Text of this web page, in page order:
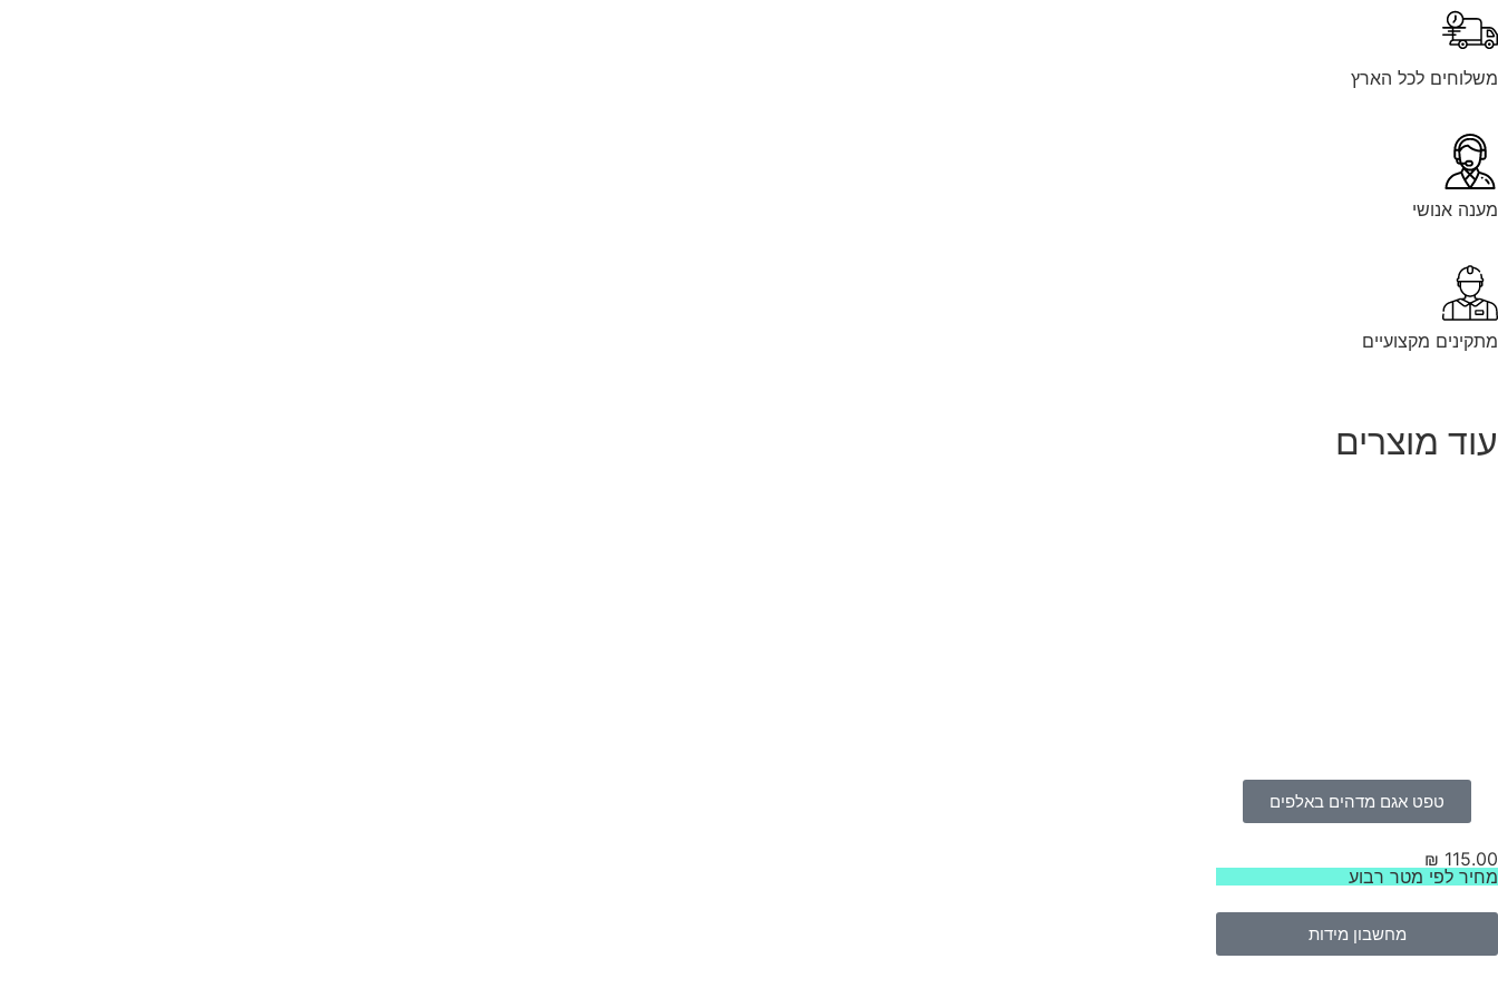
משלוחים לכל הארץ
מענה אנושי
מתקינים מקצועיים
עוד מוצרים
טפט אגם מדהים באלפים
115.00
₪
מחיר לפי מטר רבוע
מחשבון מידות